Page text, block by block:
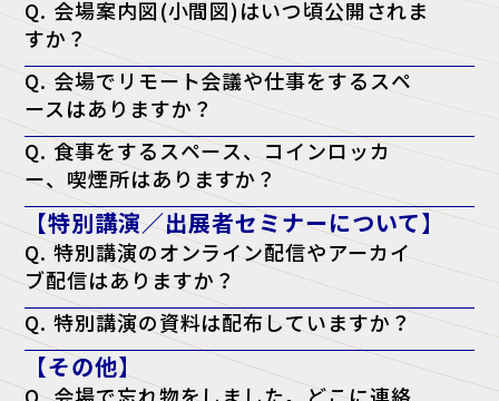
Q. 会場案内図(小間図)はいつ頃公開されま
すか？
A. 開催日の前週に、公式サイトにて公開予定です。
Q. 会場でリモート会議や仕事をするスペ
ースはありますか？
A. はい。会場内に無料の「テレワークラウンジ」をご用意しておりま
すので、そちらをご利用ください。
Q. 食事をするスペース、コインロッカ
ー、喫煙所はありますか？
A. はい。会場となる施設内に、飲食店・コンビニ・コインロッカー・
喫煙所がございます。詳しくは会場施設のウェブサイトをご確認くださ
い。【特別講演／出展者セミナーについて】
Q. 特別講演のオンライン配信やアーカイ
ブ配信はありますか？
A. 申し訳ございませんが、配信は行っておりません。当日、現地会場
でのご聴講のみとなります。
Q. 特別講演の資料は配布していますか？
A. 原則として資料配布は行っておりません。ただし、チケットに「資
料配布対象」と記載がある講演に限り、アンケート回答者へ配布いたし
ます。（※講師の都合により配布できない場合もございます）
【その他】
Q. 会場で忘れ物をしました。どこに連絡